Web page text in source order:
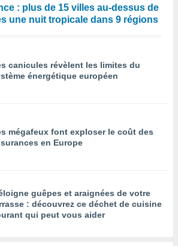
: plus de 15 villes au-dessus de
une nuit tropicale dans 9 régions
canicules révèlent les limites du
énergétique européen
mégafeux font exploser le coût des
en Europe
guêpes et araignées de votre
: découvrez ce déchet de cuisine
qui peut vous aider